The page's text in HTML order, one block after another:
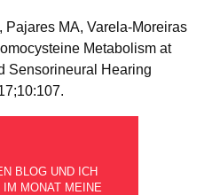
Pajares MA, Varela-Moreiras
Metabolism at
Sensorineural Hearing
BLOG UND ICH
MONAT MEINE